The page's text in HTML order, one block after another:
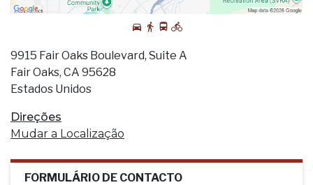
9915 Fair Oaks Boulevard, Suite A
Fair Oaks, CA 95628
Estados Unidos
Direções
Mudar a Localização
FORMULÁRIO DE CONTACTO